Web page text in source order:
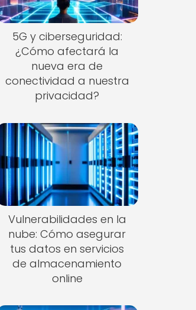
5G y ciberseguridad:
¿Cómo afectará la
nueva era de
conectividad a nuestra
privacidad?
Vulnerabilidades en la
nube: Cómo asegurar
tus datos en servicios
de almacenamiento
online